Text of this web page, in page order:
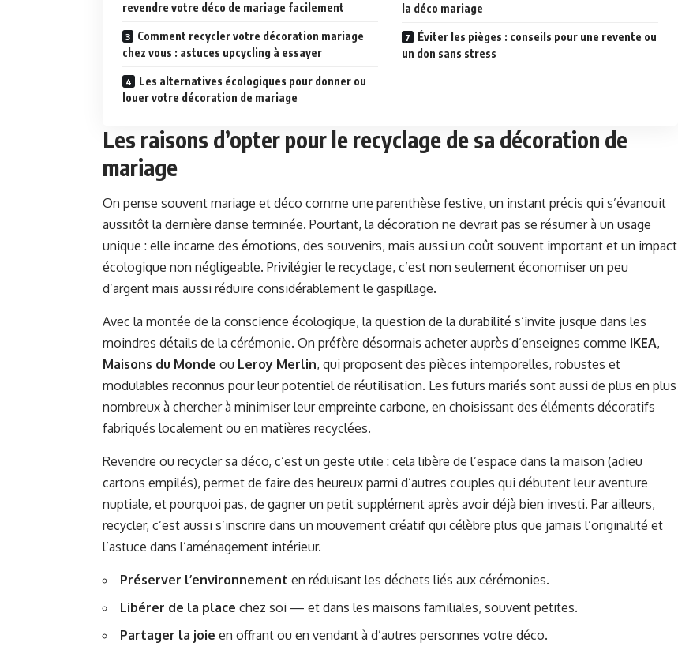
revendre votre déco de mariage facilement
Comment recycler votre décoration mariage
chez vous : astuces upcycling à essayer
Les alternatives écologiques pour donner ou
louer votre décoration de mariage
la déco mariage
Éviter les pièges : conseils pour une revente ou
un don sans stress
Les raisons d’opter pour le recyclage de sa décoration de
mariage
On pense souvent mariage et déco comme une parenthèse festive, un instant précis qui s’évanouit
aussitôt la dernière danse terminée. Pourtant, la décoration ne devrait pas se résumer à un usage
unique : elle incarne des émotions, des souvenirs, mais aussi un coût souvent important et un impact
écologique non négligeable. Privilégier le recyclage, c’est non seulement économiser un peu
d’argent mais aussi réduire considérablement le gaspillage.
Avec la montée de la conscience écologique, la question de la durabilité s’invite jusque dans les
moindres détails de la cérémonie. On préfère désormais acheter auprès d’enseignes comme IKEA,
Maisons du Monde ou Leroy Merlin, qui proposent des pièces intemporelles, robustes et
modulables reconnus pour leur potentiel de réutilisation. Les futurs mariés sont aussi de plus en plus
nombreux à chercher à minimiser leur empreinte carbone, en choisissant des éléments décoratifs
fabriqués localement ou en matières recyclées.
Revendre ou recycler sa déco, c’est un geste utile : cela libère de l’espace dans la maison (adieu
cartons empilés), permet de faire des heureux parmi d’autres couples qui débutent leur aventure
nuptiale, et pourquoi pas, de gagner un petit supplément après avoir déjà bien investi. Par ailleurs,
recycler, c’est aussi s’inscrire dans un mouvement créatif qui célèbre plus que jamais l’originalité et
l’astuce dans l’aménagement intérieur.
Préserver l’environnement en réduisant les déchets liés aux cérémonies.
Libérer de la place chez soi — et dans les maisons familiales, souvent petites.
Partager la joie en offrant ou en vendant à d’autres personnes votre déco.